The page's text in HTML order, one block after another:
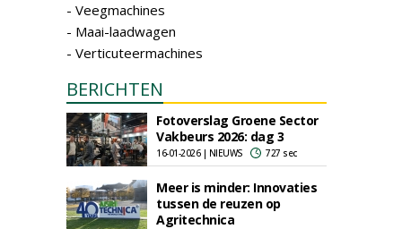
- Veegmachines
- Maai-laadwagen
- Verticuteermachines
BERICHTEN
Fotoverslag Groene Sector
Vakbeurs 2026: dag 3
16-01-2026 | NIEUWS 727 sec
Meer is minder: Innovaties
tussen de reuzen op
Agritechnica